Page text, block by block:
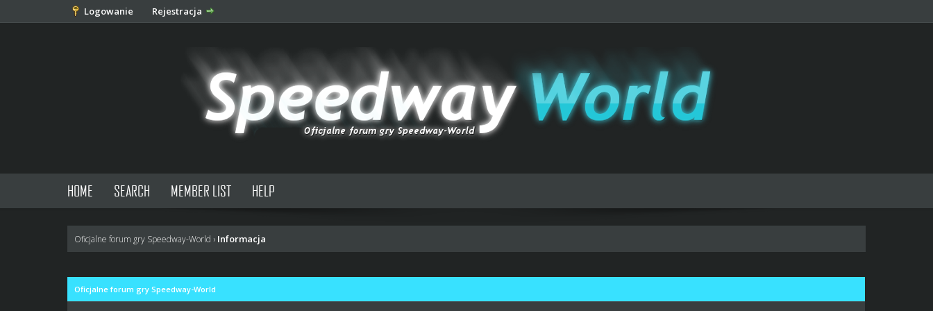
Logowanie Rejestracja
HOME SEARCH MEMBER LIST HELP
Oficjalne forum gry Speedway-World › Informacja
Oficjalne forum gry Speedway-World